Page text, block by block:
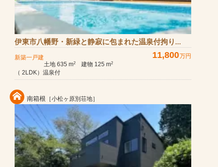
伊東市八幡野・新緑と静寂に包まれた温泉付拘り...
新築一戸建 11,800万円
土地 635 m2 建物 125 m2
（ 2LDK）温泉付
南箱根 ［小松ヶ原別荘地］